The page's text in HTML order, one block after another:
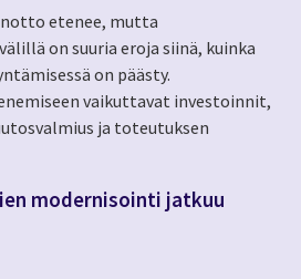
etenee, mutta
on suuria eroja siinä, kuinka
on päästy.
vaikuttavat investoinnit,
ja toteutuksen
modernisointi jatkuu